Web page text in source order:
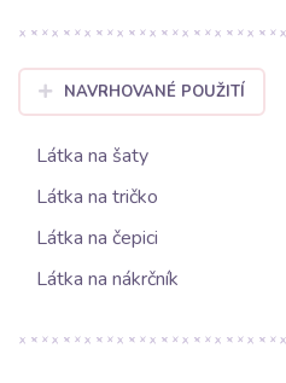
NAVRHOVANÉ POUŽITÍ
Látka na šaty
Látka na tričko
Látka na čepici
Látka na nákrčník